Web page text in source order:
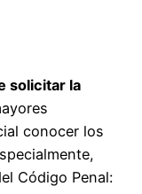
solicitar la
conocer los
Código Penal: